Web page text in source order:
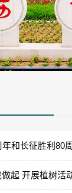
和长征胜利80
起 开展植树活